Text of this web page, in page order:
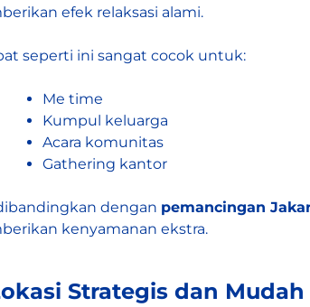
efek relaksasi alami.
seperti ini sangat cocok untuk:
Me time
Kumpul keluarga
Acara komunitas
Gathering kantor
dengan pemancingan
kenyamanan ekstra.
Strategis dan